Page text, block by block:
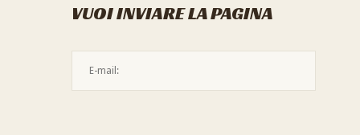
VUOI INVIARE LA PAGINA